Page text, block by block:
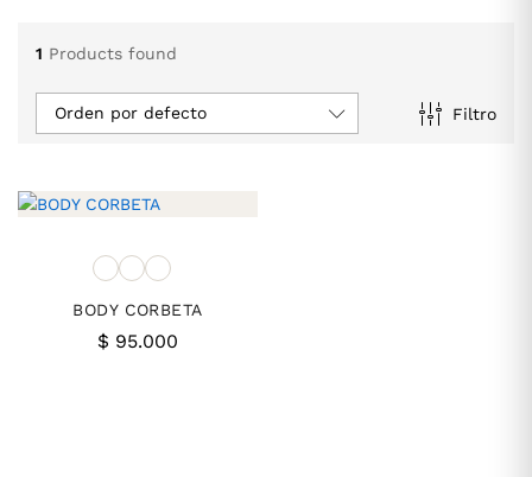
1 Products found
Filtro
Orden por defecto
BODY CORBETA
$ 95.000